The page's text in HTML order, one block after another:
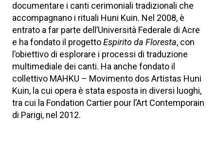
documentare i canti cerimoniali tradizionali che
accompagnano i rituali Huni Kuin. Nel 2008, è
entrato a far parte dell’Università Federale di Acre
e ha fondato il progettoEspirito da Floresta, con
l’obiettivo di esplorare i processi di traduzione
multimediale dei canti. Ha anche fondato il
collettivo MAHKU – Movimento dos Artistas Huni
Kuin, la cui opera è stata esposta in diversi luoghi,
tra cui la Fondation Cartier pour l’Art Contemporain
di Parigi, nel 2012.